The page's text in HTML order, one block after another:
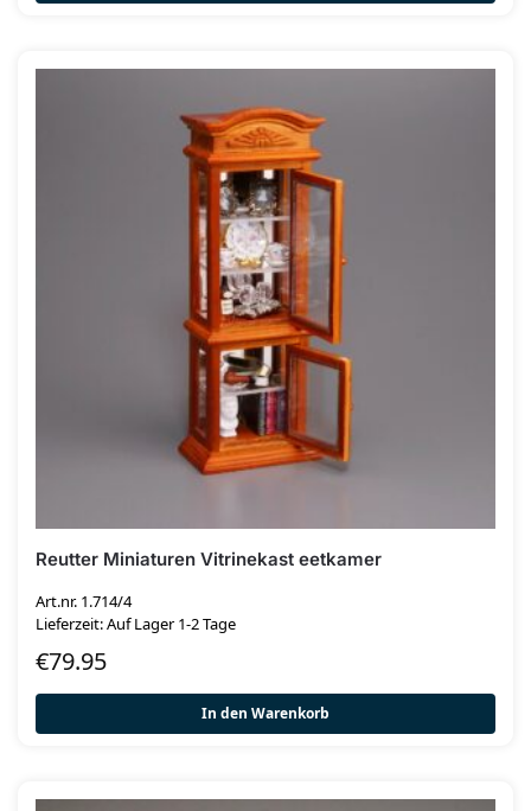
Reutter Miniaturen Vitrinekast eetkamer
Art.nr. 1.714/4
Lieferzeit: Auf Lager 1-2 Tage
€79.95
In den Warenkorb